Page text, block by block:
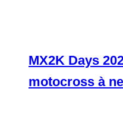
MX2K Days
motocross à